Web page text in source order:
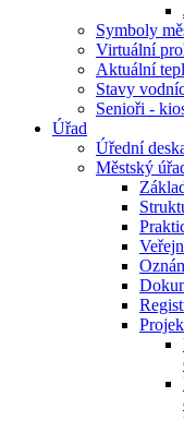
Symboly
Virtuální
Aktuální
Stavy
Senioři -
Úřad
Úřední
Městský